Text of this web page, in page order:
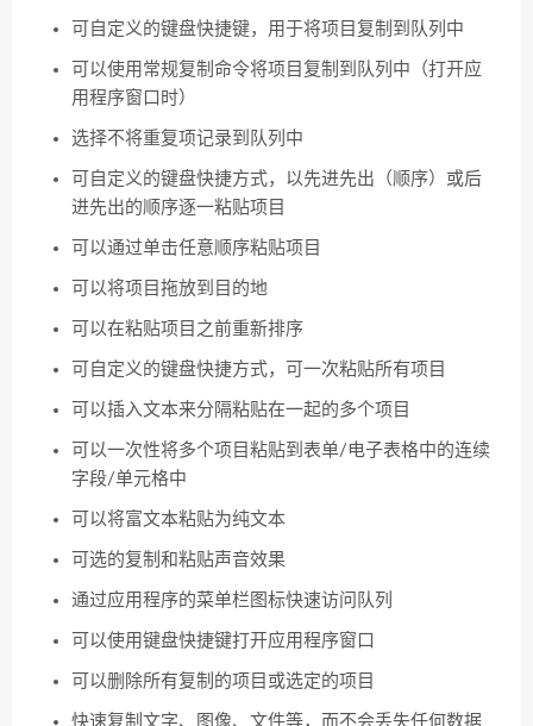
可自定义的键盘快捷键，用于将项目复制到队列中
可以使用常规复制命令将项目复制到队列中（打开应
用程序窗口时）
选择不将重复项记录到队列中
可自定义的键盘快捷方式，以先进先出（顺序）或后
进先出的顺序逐一粘贴项目
可以通过单击任意顺序粘贴项目
可以将项目拖放到目的地
可以在粘贴项目之前重新排序
可自定义的键盘快捷方式，可一次粘贴所有项目
可以插入文本来分隔粘贴在一起的多个项目
可以一次性将多个项目粘贴到表单/电子表格中的连续
字段/单元格中
可以将富文本粘贴为纯文本
可选的复制和粘贴声音效果
通过应用程序的菜单栏图标快速访问队列
可以使用键盘快捷键打开应用程序窗口
可以删除所有复制的项目或选定的项目
快速复制文字、图像、文件等，而不会丢失任何数据